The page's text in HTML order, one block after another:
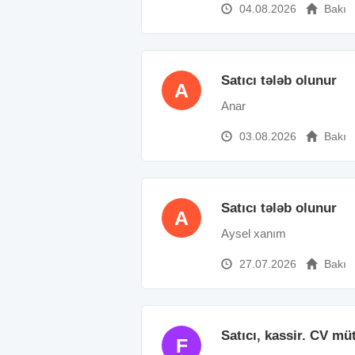
04.08.2026 Bakı
A Satıcı tələb olunur
Anar
03.08.2026 Bakı
A Satıcı tələb olunur
Aysel xanım
27.07.2026 Bakı
F Satıcı, kassir. CV